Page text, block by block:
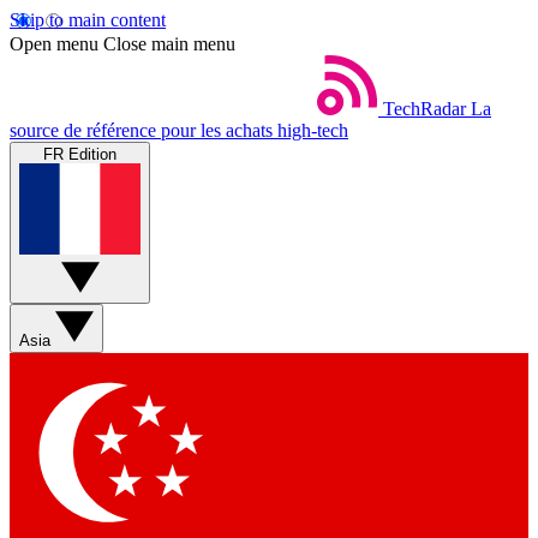
Skip to main content
Open menu Close main menu
TechRadar La
source de référence pour les achats high-tech
FR Edition
Asia